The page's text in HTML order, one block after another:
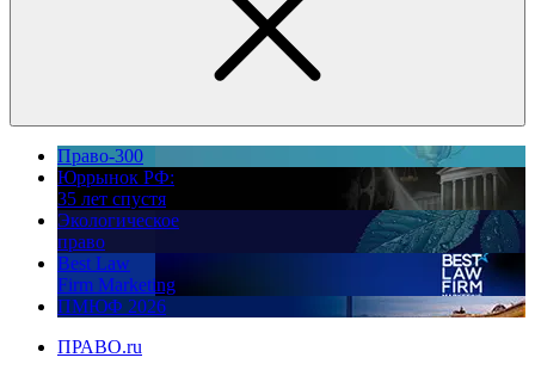
Право-300
Юррынок РФ:
35 лет спустя
Экологическое
право
Best Law
Firm Marketing
ПМЮФ 2026
ПРАВО.ru